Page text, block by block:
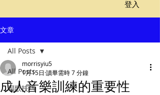
登入
文章
All Posts
唱歌技巧
All Posts
成人音樂訓練的重要性
morrisyiu5
1月15日 讀畢需時 7 分鐘